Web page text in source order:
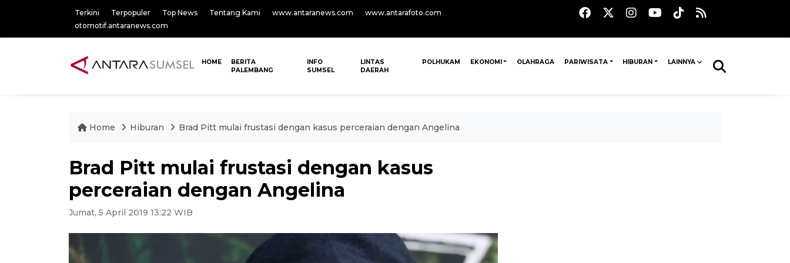
Terkini Terpopuler Top News Tentang Kami www.antaranews.com
www.antarafoto.com
otomotif.antaranews.com
HOME
BERITA
PALEMBANG
INFO
SUMSEL
LINTAS
DAERAH
POLHUKAM EKONOMI OLAHRAGA PARIWISATA HIBURAN LAINNYA
Home Hiburan Brad Pitt mulai frustasi dengan kasus perceraian dengan Angelina
Brad Pitt mulai frustasi dengan kasus
perceraian dengan Angelina
Jumat, 5 April 2019 13:22 WIB